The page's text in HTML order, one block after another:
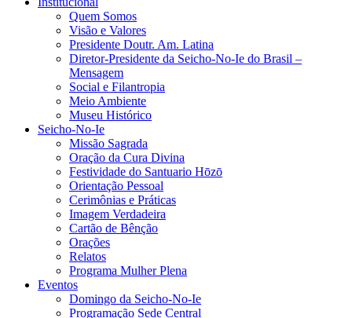
Quem Somos
Visão e Valores
Presidente Doutr. Am. Latina
Diretor-Presidente da Seicho-No-Ie do Brasil –
Mensagem
Social e Filantropia
Meio Ambiente
Museu Histórico
Seicho-No-Ie
Missão Sagrada
Oração da Cura Divina
Festividade do Santuario Hōzō
Orientação Pessoal
Cerimônias e Práticas
Imagem Verdadeira
Cartão de Bênção
Orações
Relatos
Programa Mulher Plena
Eventos
Domingo da Seicho-No-Ie
Programação Sede Central